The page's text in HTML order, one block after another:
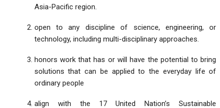
Asia-Pacific region.
open to any discipline of science, engineering, or
technology, including multi-disciplinary approaches.
honors work that has or will have the potential to bring
solutions that can be applied to the everyday life of
ordinary people
align with the 17 United Nation’s Sustainable